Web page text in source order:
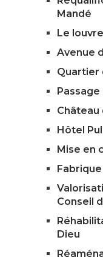
Mandé
Le
Avenue
Quartier
Château
Hôtel
Mise en
Fabrique
Conseil
Dieu